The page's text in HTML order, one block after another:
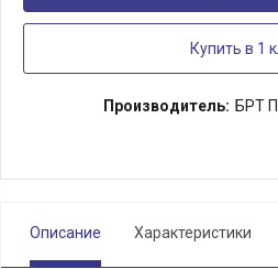
Купить в 1
Производитель: БРТ
Описание Характеристики